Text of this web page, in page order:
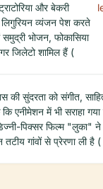
और बेकरी
लिगुरियन व्यंजन पेश करते
भोजन, फोकासिया
जिलेटो शामिल हैं (
की सुंदरता को संगीत,
एनीमेशन में भी सराहा गया
पिक्सर फिल्म "लुका" ने
तटीय गांवों से प्रेरणा ली है (